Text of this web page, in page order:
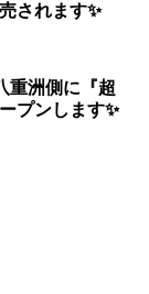
されます✨
重洲側に『超
プンします✨